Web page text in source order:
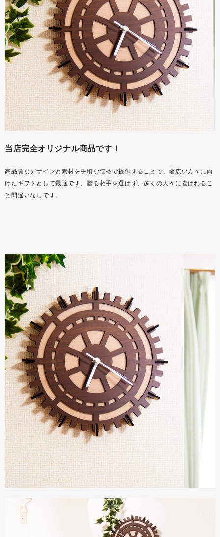
当店完全オリジナル商品です！
高品質なデザインと素材を手頃な価格で提供することで、幅広い方々に向
けたギフトとして最適です。贈る相手を選ばず、多くの人々に喜ばれるこ
と間違いなしです。